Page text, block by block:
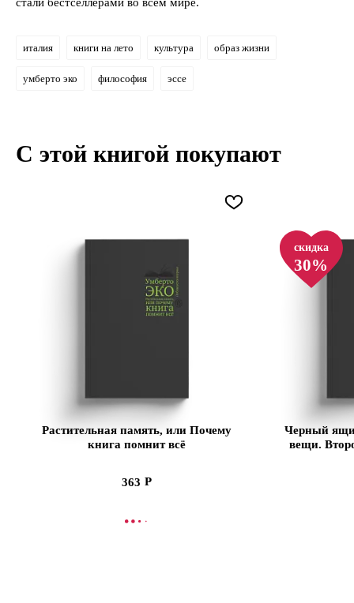
италия книги на лето культура образ жизни
умберто эко философия эссе
С этой книгой покупают
Растительная память, или Почему
книга помнит всё
363
СООБЩИТЬ О ПОСТУПЛЕНИИ
скидка
30%
Черный
вещи.